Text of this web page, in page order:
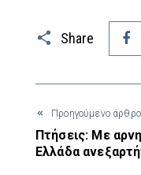
Share
Προηγούμενο άρθρο
Πτήσεις: Mε
Ελλάδα